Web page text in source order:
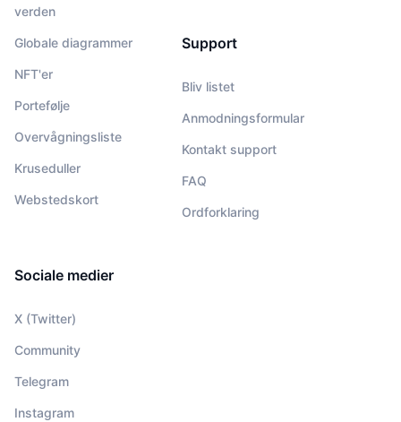
verden
Globale diagrammer
NFT'er
Portefølje
Overvågningsliste
Kruseduller
Webstedskort
Support
Bliv listet
Anmodningsformular
Kontakt support
FAQ
Ordforklaring
Sociale medier
X (Twitter)
Community
Telegram
Instagram